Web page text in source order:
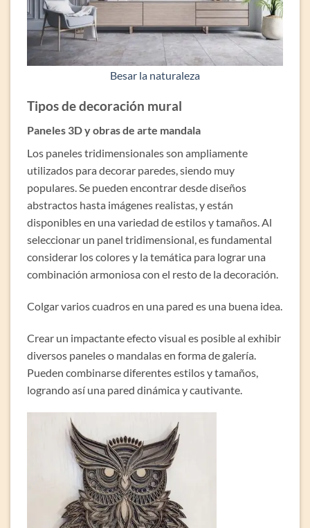
Besar la naturaleza
Tipos de decoración mural
Paneles 3D y obras de arte mandala
Los paneles tridimensionales son ampliamente
utilizados para decorar paredes, siendo muy
populares. Se pueden encontrar desde diseños
abstractos hasta imágenes realistas, y están
disponibles en una variedad de estilos y tamaños. Al
seleccionar un panel tridimensional, es fundamental
considerar los colores y la temática para lograr una
combinación armoniosa con el resto de la decoración.
Colgar varios cuadros en una pared es una buena idea.
Crear un impactante efecto visual es posible al exhibir
diversos paneles o mandalas en forma de galería.
Pueden combinarse diferentes estilos y tamaños,
logrando así una pared dinámica y cautivante.